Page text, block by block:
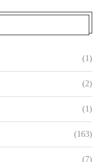
(1)
(2)
(1)
(163)
(7)